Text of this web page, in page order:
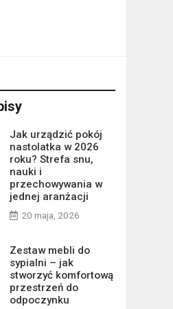
Jak urządzić pokój
nastolatka w 2026
roku? Strefa snu,
nauki i
przechowywania w
jednej aranżacji
20 maja, 2026
Zestaw mebli do
sypialni – jak
stworzyć komfortową
przestrzeń do
odpoczynku